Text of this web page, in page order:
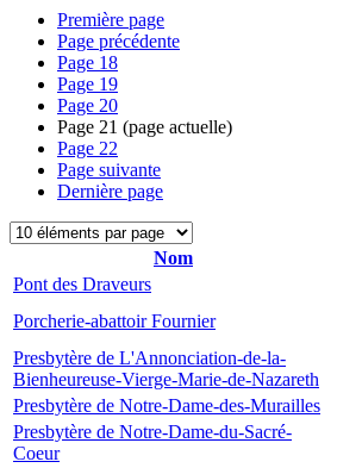
Première page
Page précédente
Page 18
Page 19
Page 20
Page 21 (page actuelle)
Page 22
Page suivante
Dernière page
Nom
Pont des Draveurs
Porcherie-abattoir Fournier
Presbytère de L'Annonciation-de-la-
Bienheureuse-Vierge-Marie-de-Nazareth
Presbytère de Notre-Dame-des-Murailles
Presbytère de Notre-Dame-du-Sacré-
Coeur